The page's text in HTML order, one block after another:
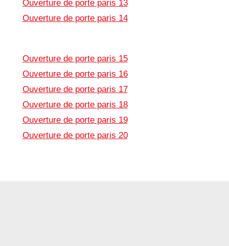
Ouverture de porte paris 13
Ouverture de porte paris 14
Ouverture de porte paris 15
Ouverture de porte paris 16
Ouverture de porte paris 17
Ouverture de porte paris 18
Ouverture de porte paris 19
Ouverture de porte paris 20